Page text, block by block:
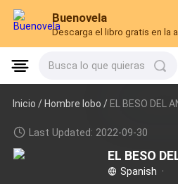
Buenovela
Descarga el libro gratis en la
Busca lo que quieras
Inicio /Hombre lobo / EL BESO DEL
Last Updated: 2022-09-30
EL BESO
Spanish ·